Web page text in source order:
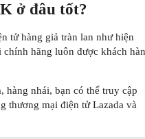
ở đâu tốt?
tử hàng giả tràn lan như hiện
hãng luôn được khách
hàng nhái, bạn có thể truy cập
thương mại điện tử Lazada và